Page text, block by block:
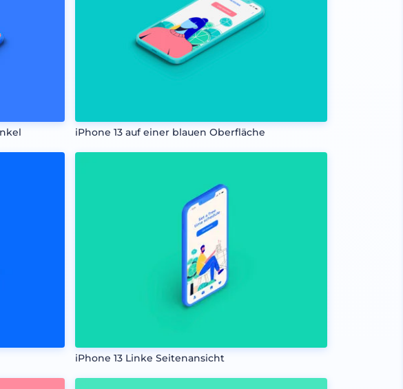
iPhone 13 auf einer blauen Oberfläche
iPhone 13 Linke Seitenansicht